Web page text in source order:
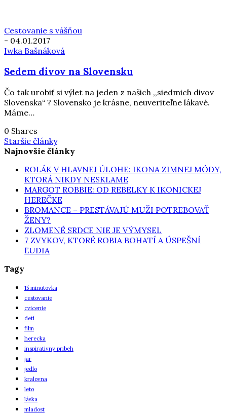
Cestovanie s vášňou
- 04.01.2017
Iwka Bašnáková
Sedem divov na Slovensku
Čo tak urobiť si výlet na jeden z našich ,,siedmich divov
Slovenska“ ? Slovensko je krásne, neuveriteľne lákavé.
Máme…
0 Shares
Staršie články
Najnovšie články
ROLÁK V HLAVNEJ ÚLOHE: IKONA ZIMNEJ MÓDY,
KTORÁ NIKDY NESKLAME
MARGOT ROBBIE: OD REBELKY K IKONICKEJ
HEREČKE
BROMANCE – PRESTÁVAJÚ MUŽI POTREBOVAŤ
ŽENY?
ZLOMENÉ SRDCE NIE JE VÝMYSEL
7 ZVYKOV, KTORÉ ROBIA BOHATÍ A ÚSPEŠNÍ
ĽUDIA
Tagy
15 minutovka
cestovanie
cvicenie
deti
film
herecka
inspirativny pribeh
jar
jedlo
kralovna
leto
láska
mladost